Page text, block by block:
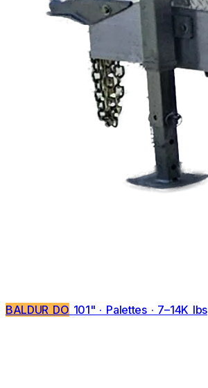
BALDUR DO 101" · Palettes · 7–14K lbs